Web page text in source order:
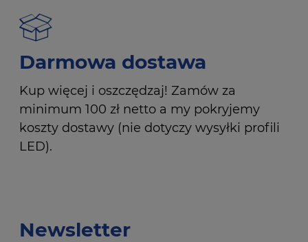
Darmowa dostawa
Kup więcej i oszczędzaj! Zamów za
minimum 100 zł netto a my pokryjemy
koszty dostawy (nie dotyczy wysyłki profili
LED).
Newsletter